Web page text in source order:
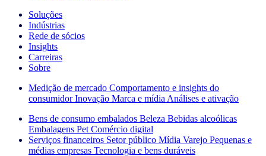
Soluções
Indústrias
Rede de sócios
Insights
Carreiras
Sobre
Medição de mercado Comportamento e insights do
consumidor Inovação Marca e mídia Análises e ativação
Bens de consumo embalados Beleza Bebidas alcoólicas
Embalagens Pet Comércio digital
Serviços financeiros Setor público Mídia Varejo Pequenas e
médias empresas Tecnologia e bens duráveis